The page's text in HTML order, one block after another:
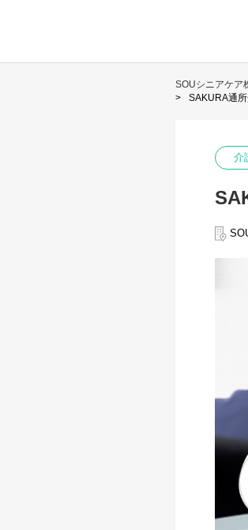
SOUシニアケア
SAKURA通
介